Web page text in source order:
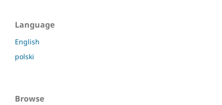
Language
English
polski
Browse